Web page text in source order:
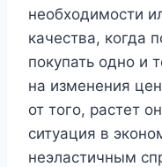
необходимости
качества, когда
покупать одно и
на изменения
от того, растет
ситуация в
неэластичным